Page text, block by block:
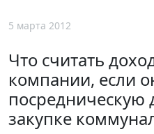
5 марта 2012
Что считать
компании, если
посредническую
закупке